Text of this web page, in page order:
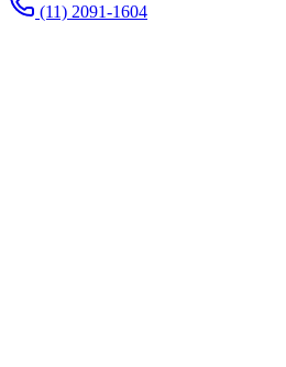
(11) 2091-1604